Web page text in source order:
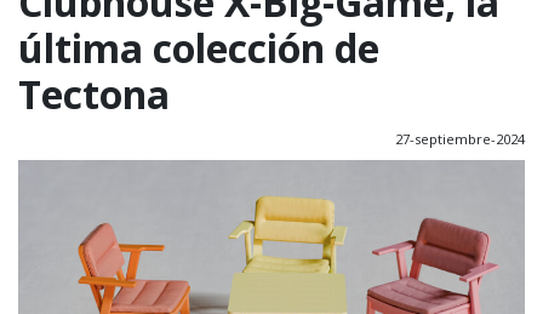
última colección de
Tectona
27-septiembre-2024